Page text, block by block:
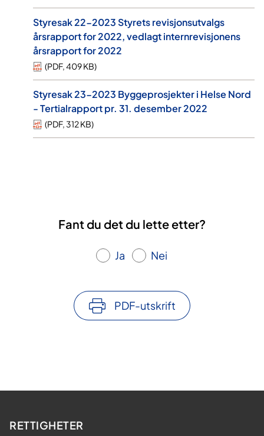
Styresak 22-2023 Styrets revisjonsutvalgs
årsrapport for 2022, vedlagt internrevisjonens
årsrapport for 2022
(PDF,409 KB)
Styresak 23-2023 Byggeprosjekter i Helse Nord
- Tertialrapport pr. 31. desember 2022
(PDF, 312 KB)
Fant du det du lette etter?
Ja Nei
PDF-utskrift
RETTIGHETER